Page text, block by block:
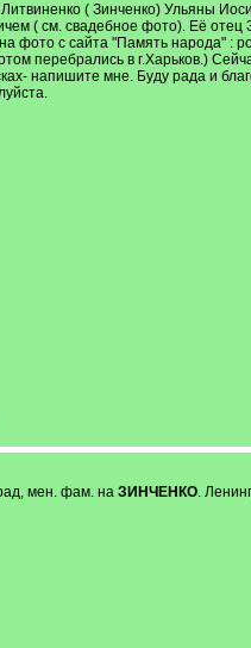
( Зинченко) Ульяны
( см. свадебное фото). Её
с сайта "Память народа" :
перебрались в г.Харьков.)
напишите мне. Буду рада и
мен. фам. на ЗИНЧЕНКО.